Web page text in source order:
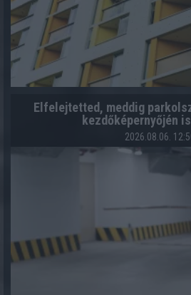
Elfelejtetted, meddig
kezdőképernyőjén
2026.08.06.